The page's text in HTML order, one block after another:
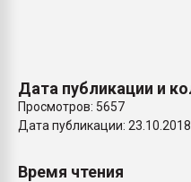
Дата публикации и
Просмотров: 5657
Дата публикации:
Время чтения